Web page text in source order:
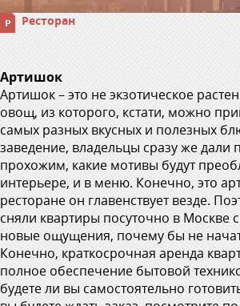
Ресторан
Артишок
Артишок – это не экзотическое
овощ, из которого, кстати, можно
самых разных вкусных и полезных
заведение, владельцы сразу же дали
прохожим, какие мотивы будут
интерьере, и в меню. Конечно, это
ресторане он главенствует везде.
сняли квартиры посуточно в Москве
новые ощущения, почему бы не
Конечно, краткосрочная аренда
полное обеспечение бытовой
будете ли вы самостоятельно